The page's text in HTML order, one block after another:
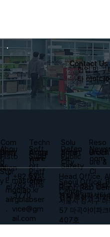
Contact Us
협업 및 구
타 아이디
Com
pany
Techn
ology
Solu
tions
Reso
urces
Abou
t
Arion
Bran
d
Stor
y
Soft
ware
Histo
ry
Aircra
ft
Platf
orm
Defen
se
oom
Supp
ort
Syst
ems
Smart
City
Public
Safety
Broch
ure &
CI
E
m
ail
.
T
el
.
master@r
gblab.kr
rgblabser
vice@gm
ail.com
+82 53
792
3770
Head Office,
대구 수성구 알
11 태왕알파시티
Seoul Office,
Center
서울시 강서구
57 마곡아이파
407호
Plant, R&D
경북 경산시 자